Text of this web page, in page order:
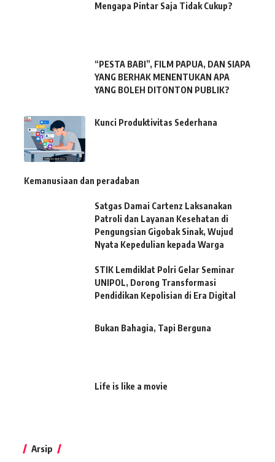
Mengapa Pintar Saja Tidak Cukup?
“PESTA BABI”, FILM PAPUA, DAN SIAPA
YANG BERHAK MENENTUKAN APA
YANG BOLEH DITONTON PUBLIK?
Kunci Produktivitas Sederhana
Kemanusiaan dan peradaban
Satgas Damai Cartenz Laksanakan
Patroli dan Layanan Kesehatan di
Pengungsian Gigobak Sinak, Wujud
Nyata Kepedulian kepada Warga
STIK Lemdiklat Polri Gelar Seminar
UNIPOL, Dorong Transformasi
Pendidikan Kepolisian di Era Digital
Bukan Bahagia, Tapi Berguna
Life is like a movie
Arsip